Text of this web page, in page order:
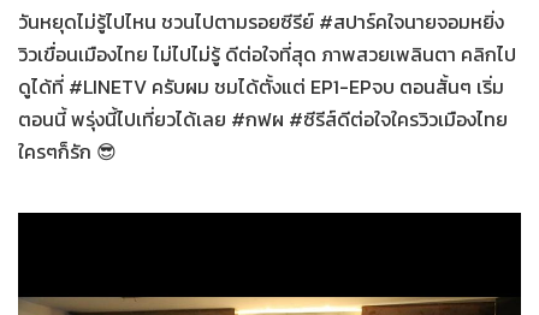
วันหยุดไม่รู้ไปไหน ชวนไปตามรอยซีรีย์ #สปาร์คใจนายจอมหยิ่ง
วิวเขื่อนเมืองไทย ไม่ไปไม่รู้ ดีต่อใจที่สุด ภาพสวยเพลินตา คลิกไป
ดูได้ที่ #LINETV ครับผม ชมได้ตั้งแต่ EP1-EPจบ ตอนสั้นๆ เริ่ม
ตอนนี้ พรุ่งนี้ไปเที่ยวได้เลย #กฟผ #ซีรีส์ดีต่อใจใครวิวเมืองไทย
ใครๆก็รัก 😎